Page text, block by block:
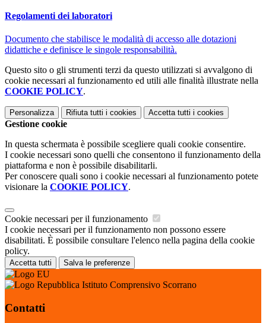
Regolamenti dei laboratori
Documento che stabilisce le modalità di accesso alle dotazioni
didattiche e definisce le singole responsabilità.
Questo sito o gli strumenti terzi da questo utilizzati si avvalgono di
cookie necessari al funzionamento ed utili alle finalità illustrate nella
COOKIE POLICY.
Personalizza Rifiuta tutti i cookies Accetta tutti i cookies
Gestione cookie
In questa schermata è possibile scegliere quali cookie consentire.
I cookie necessari sono quelli che consentono il funzionamento della
piattaforma e non è possibile disabilitarli.
Per conoscere quali sono i cookie necessari al funzionamento potete
visionare la COOKIE POLICY.
Cookie necessari per il funzionamento
I cookie necessari per il funzionamento non possono essere
disabilitati. È possibile consultare l'elenco nella pagina della cookie
policy.
Accetta tutti Salva le preferenze
Istituto Comprensivo Scorrano
Contatti